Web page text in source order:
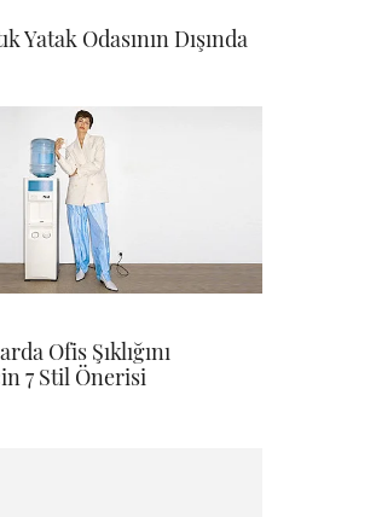
Yatak Odasının Dışında
Ofis Şıklığını
7 Stil Önerisi